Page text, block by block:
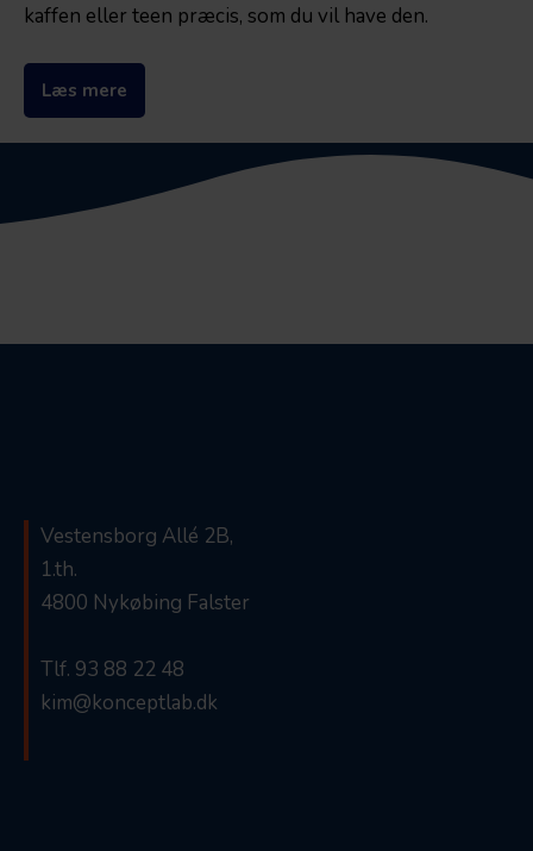
kaffen eller teen præcis, som du vil have den.
Læs mere
Vestensborg Allé 2B,
1.th.
4800 Nykøbing Falster
Tlf. 93 88 22 48
kim@konceptlab.dk